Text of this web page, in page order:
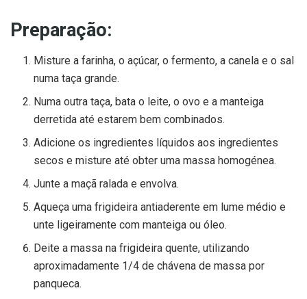
Preparação:
Misture a farinha, o açúcar, o fermento, a canela e o sal
numa taça grande.
Numa outra taça, bata o leite, o ovo e a manteiga
derretida até estarem bem combinados.
Adicione os ingredientes líquidos aos ingredientes
secos e misture até obter uma massa homogénea.
Junte a maçã ralada e envolva.
Aqueça uma frigideira antiaderente em lume médio e
unte ligeiramente com manteiga ou óleo.
Deite a massa na frigideira quente, utilizando
aproximadamente 1/4 de chávena de massa por
panqueca.